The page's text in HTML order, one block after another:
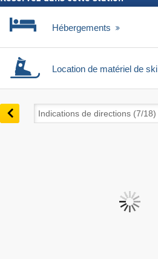
Hébergements
Location de matériel de ski